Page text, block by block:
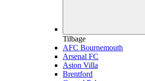
Tilbage
AFC Bournemouth
Arsenal FC
Aston Villa
Brentford